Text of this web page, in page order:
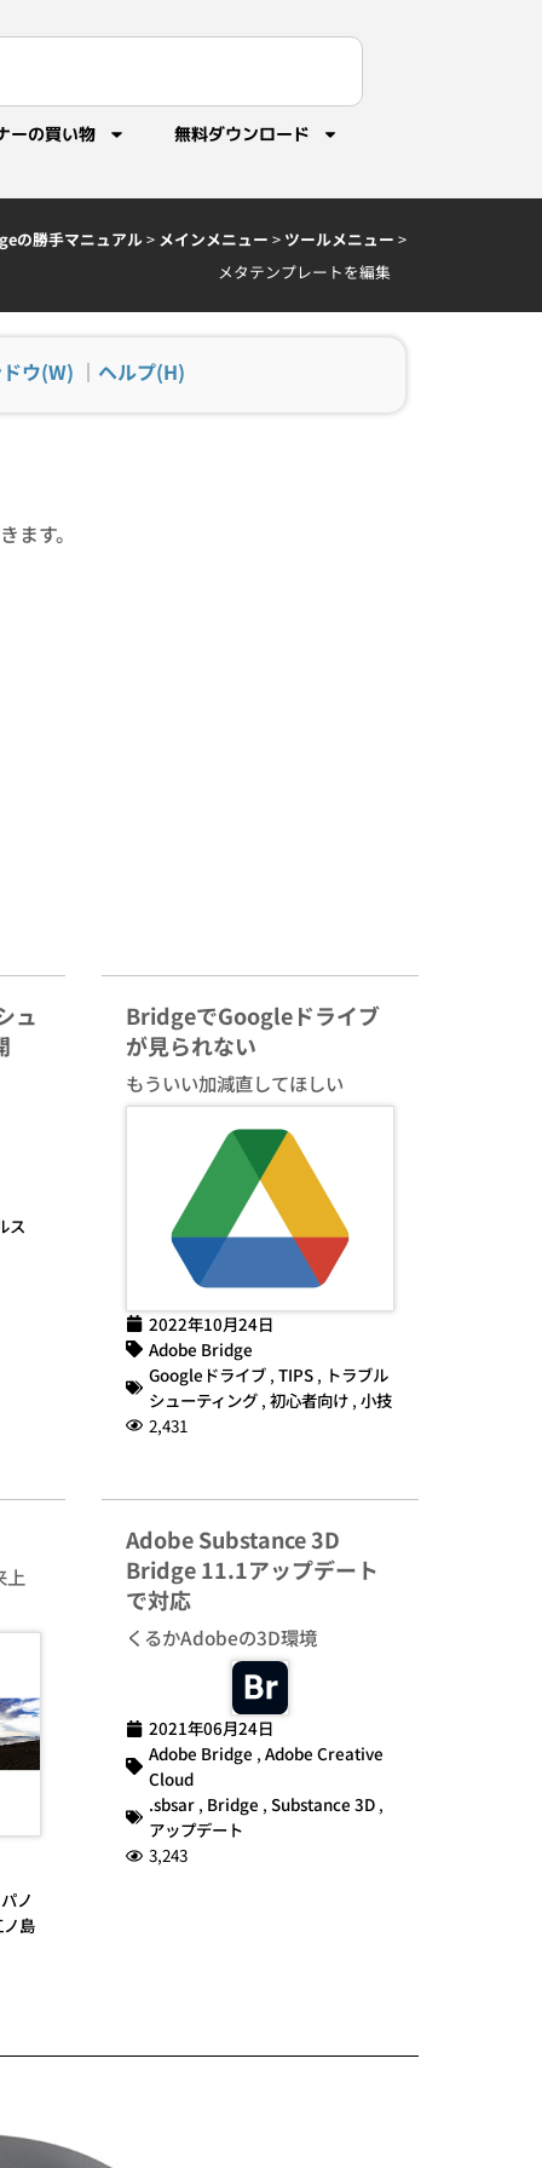
ーの買い物 無料ダウンロード
の勝手マニュアル> メインメニュー > ツールメニュー >
メタテンプレートを編集
ウ(W) ｜ ヘルプ(H)
ます。
ュ
ス
BridgeでGoogleドライブ
が見られない
もういい加減直してほしい
2022年10月24日
Adobe Bridge
Googleドライブ, TIPS, トラブル
シューティング, 初心者向け, 小技
2,431
上
パノ
島
Adobe Substance 3D
Bridge 11.1アップデート
で対応
くるかAdobeの3D環境
2021年06月24日
Adobe Bridge , Adobe Creative
Cloud
.sbsar, Bridge , Substance 3D,
アップデート
3,243